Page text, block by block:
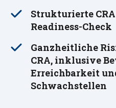
Strukturierte
Readiness-Check
Ganzheitliche
CRA, inklusive
Erreichbarkeit
Schwachstellen